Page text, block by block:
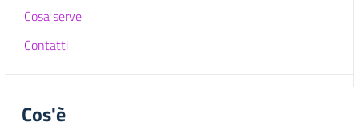
Cosa serve
Contatti
Cos'è